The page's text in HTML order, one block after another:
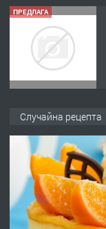
ПРЕДЛАГА
ПРЕДЛАГА
Случайна рецепта